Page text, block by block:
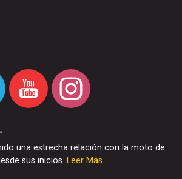
una estrecha relación con la moto de
sus inicios. Leer Más